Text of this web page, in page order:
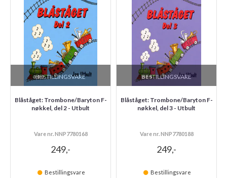
BESTILLINGSVARE
Blåståget: Trombone/Baryton F-
nøkkel, del 2 - Utbult
Vare nr. NNP7780168
249,-
Bestillingsvare
BESTILLINGSVARE
Blåståget: Trombone/Baryton F-
nøkkel, del 3 - Utbult
Vare nr. NNP7780188
249,-
Bestillingsvare